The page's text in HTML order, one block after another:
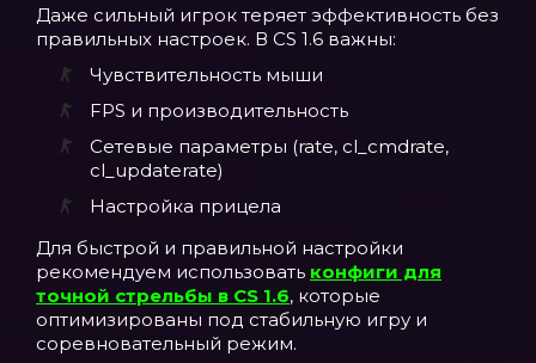
Даже сильный игрок теряет эффективность без
правильных настроек. В CS 1.6 важны:
Чувствительность мыши
FPS и производительность
Сетевые параметры (rate, cl_cmdrate,
cl_updaterate)
Настройка прицела
Для быстрой и правильной настройки
рекомендуем использовать конфиги для
точной стрельбы в CS 1.6, которые
оптимизированы под стабильную игру и
соревновательный режим.